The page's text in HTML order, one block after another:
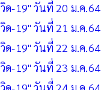
วิด-19" วันที่ 20 ม.ค.64
วิด-19" วันที่ 21 ม.ค.64
วิด-19" วันที่ 22 ม.ค.64
วิด-19" วันที่ 23 ม.ค.64